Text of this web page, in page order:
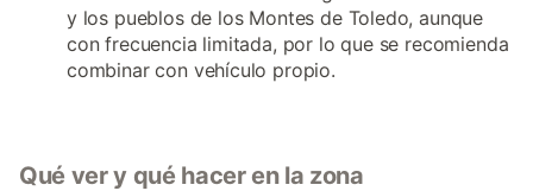
y los pueblos de los Montes de Toledo, aunque
con frecuencia limitada, por lo que se recomienda
combinar con vehículo propio.
Qué ver y qué hacer en la zona